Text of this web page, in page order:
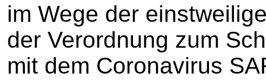
im Wege der
der Verordnung zum
mit dem Coronavirus